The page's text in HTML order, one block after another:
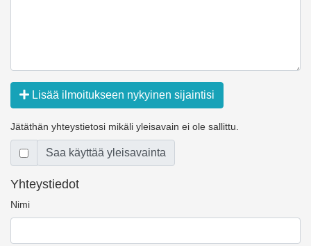
Lisää ilmoitukseen nykyinen sijaintisi
Jätäthän yhteystietosi mikäli yleisavain ei ole sallittu.
Saa käyttää yleisavainta
Yhteystiedot
Nimi